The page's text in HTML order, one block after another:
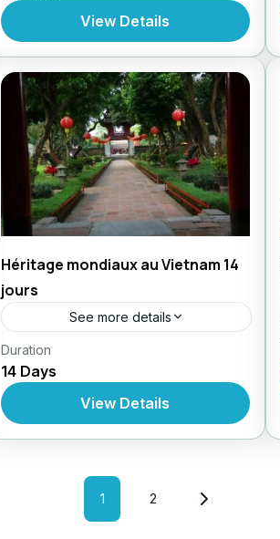
Au VietnamView Details
Héritage mondiaux au Vietnam 14
jours
See more details
Circuit au Vietnam
Forfait
Au Vietnam
Duration
14 Days
View Details
1 2